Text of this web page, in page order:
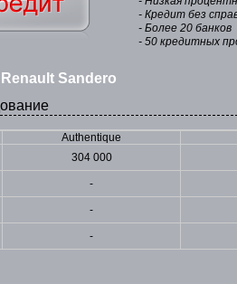
- Кредит без
- Более 20 банков
- 50 кредитных
Sandero
Authentique
304 000
-
-
-